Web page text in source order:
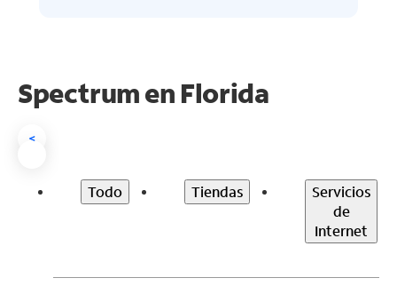
Spectrum en Florida
<
Todo Tiendas
Servicios
de
Internet